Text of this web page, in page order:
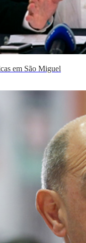
em São Miguel